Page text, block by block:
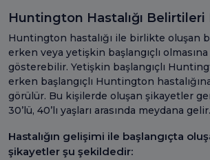
Huntington Hastalığı Belirtileri
Huntington hastalığı ile birlikte oluşan
erken veya yetişkin başlangıçlı
gösterebilir. Yetişkin başlangıçlı
erken başlangıçlı Huntington
görülür. Bu kişilerde oluşan şikayetler
30’lü, 40’lı yaşları arasında meydana gelir.
Hastalığın gelişimi ile başlangıçta
şikayetler şu şekildedir: